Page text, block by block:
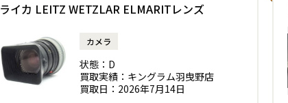
ライカ LEITZ WETZLAR ELMARITレンズ
カメラ
状態： D
買取実績： キングラム羽曳野店
買取日： 2026年7月14日